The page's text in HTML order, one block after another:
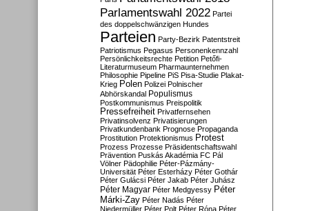
Parlamentswahl 2022 Partei
des doppelschwänzigen Hundes
Parteien Party-Bezirk Patentstreit
Patriotismus Pegasus Personenkennzahl
Persönlichkeitsrechte Petition Petőfi-
Literaturmuseum Pharmaunternehmen
Philosophie Pipeline PiS Pisa-Studie Plakat-
Krieg Polen Polizei Polnischer
Abhörskandal Populismus
Postkommunismus Preispolitik
Pressefreiheit Privatfernsehen
Privatinsolvenz Privatisierungen
Privatkundenbank Prognose Propaganda
Prostitution Protektionismus Protest
Prozess Prozesse Präsidentschaftswahl
Prävention Puskás Akadémia FC Pál
Völner Pädophilie Péter-Pázmány-
Universität Péter Esterházy Péter Gothár
Péter Gulácsi Péter Jakab Péter Juhász
Péter Magyar Péter Medgyessy Péter
Márki-Zay Péter Nadás Péter
Niedermüller Péter Polt Péter Róna Péter